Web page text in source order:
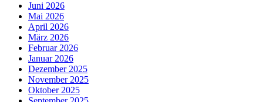
Juni 2026
Mai 2026
April 2026
März 2026
Februar 2026
Januar 2026
Dezember 2025
November 2025
Oktober 2025